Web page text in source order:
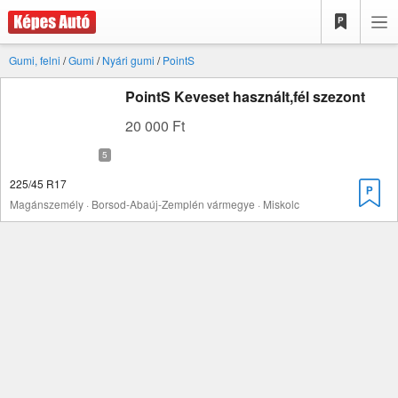
Gumi, felni /Gumi /Nyári gumi /PointS
PointS Keveset használt,fél szezont
20 000 Ft
225/45 R17
Magánszemély · Borsod-Abaúj-Zemplén vármegye · Miskolc